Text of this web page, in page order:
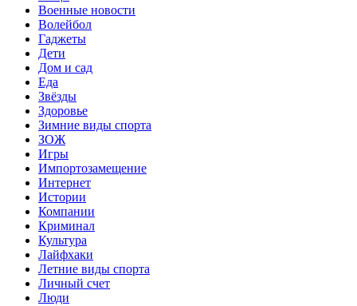
Военные новости
Волейбол
Гаджеты
Дети
Дом и сад
Еда
Звёзды
Здоровье
Зимние виды спорта
ЗОЖ
Игры
Импортозамещение
Интернет
Истории
Компании
Криминал
Культура
Лайфхаки
Летние виды спорта
Личный счет
Люди